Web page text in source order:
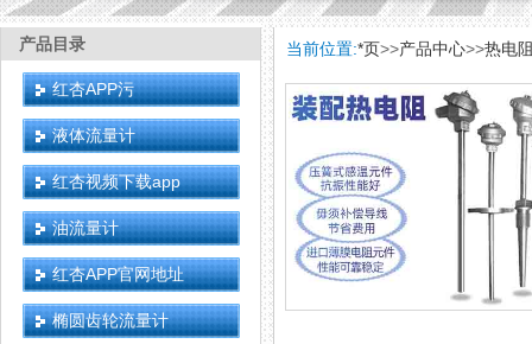
产品目录
红杏APP污
液体流量计
红杏视频下载app
油流量计
红杏APP官网地址
椭圆齿轮流量计
当前位置:*页>>产品中心>>热电